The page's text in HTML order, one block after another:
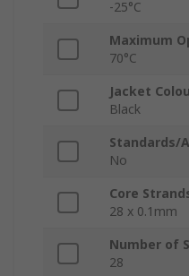
-25°C
Maximum
70°C
Jacket
Black
Standards/
No
Core
28 x 0.1mm
Number of
28